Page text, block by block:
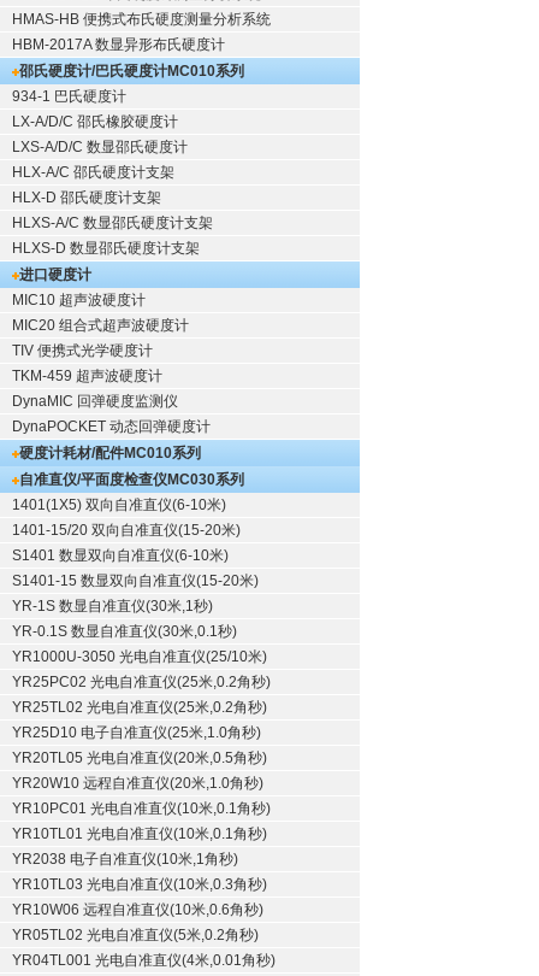
HMAS-HB 便携式布氏硬度测量分析系统
HBM-2017A 数显异形布氏硬度计
邵氏硬度计/巴氏硬度计MC010系列
934-1 巴氏硬度计
LX-A/D/C 邵氏橡胶硬度计
LXS-A/D/C 数显邵氏硬度计
HLX-A/C 邵氏硬度计支架
HLX-D 邵氏硬度计支架
HLXS-A/C 数显邵氏硬度计支架
HLXS-D 数显邵氏硬度计支架
进口硬度计
MIC10 超声波硬度计
MIC20 组合式超声波硬度计
TIV 便携式光学硬度计
TKM-459 超声波硬度计
DynaMIC 回弹硬度监测仪
DynaPOCKET 动态回弹硬度计
硬度计耗材/配件MC010系列
自准直仪/平面度检查仪MC030系列
1401(1X5) 双向自准直仪(6-10米)
1401-15/20 双向自准直仪(15-20米)
S1401 数显双向自准直仪(6-10米)
S1401-15 数显双向自准直仪(15-20米)
YR-1S 数显自准直仪(30米,1秒)
YR-0.1S 数显自准直仪(30米,0.1秒)
YR1000U-3050 光电自准直仪(25/10米)
YR25PC02 光电自准直仪(25米,0.2角秒)
YR25TL02 光电自准直仪(25米,0.2角秒)
YR25D10 电子自准直仪(25米,1.0角秒)
YR20TL05 光电自准直仪(20米,0.5角秒)
YR20W10 远程自准直仪(20米,1.0角秒)
YR10PC01 光电自准直仪(10米,0.1角秒)
YR10TL01 光电自准直仪(10米,0.1角秒)
YR2038 电子自准直仪(10米,1角秒)
YR10TL03 光电自准直仪(10米,0.3角秒)
YR10W06 远程自准直仪(10米,0.6角秒)
YR05TL02 光电自准直仪(5米,0.2角秒)
YR04TL001 光电自准直仪(4米,0.01角秒)